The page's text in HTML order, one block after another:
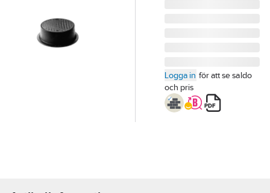
Logga in för att se saldo
och pris